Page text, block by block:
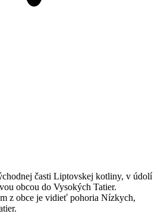
časti Liptovskej kotliny, v údolí
obcou do Vysokých Tatier.
z obce je vidieť pohoria Nízkych,